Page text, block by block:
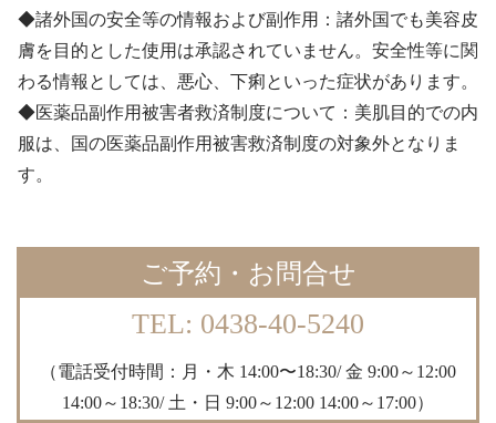
◆諸外国の安全等の情報および副作用：諸外国でも美容皮
膚を目的とした使用は承認されていません。安全性等に関
わる情報としては、悪心、下痢といった症状があります。
◆医薬品副作用被害者救済制度について：美肌目的での内
服は、国の医薬品副作用被害救済制度の対象外となりま
す。
ご予約・お問合せ
TEL: 0438-40-5240
（電話受付時間：月・木 14:00〜18:30/ 金 9:00～12:00
14:00～18:30/ 土・日 9:00～12:00 14:00～17:00）